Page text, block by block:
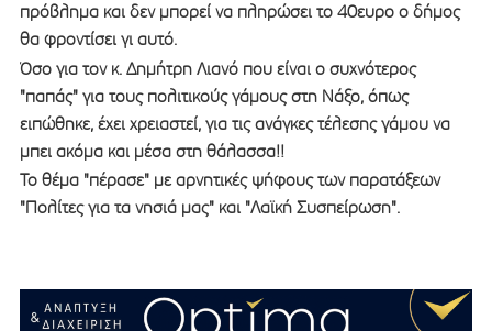
πρόβλημα και δεν μπορεί να πληρώσει το 40ευρο ο δήμος
θα φροντίσει γι αυτό.
Όσο για τον κ. Δημήτρη Λιανό που είναι ο συχνότερος
"παπάς" για τους πολιτικούς γάμους στη Νάξο, όπως
ειπώθηκε, έχει χρειαστεί, για τις ανάγκες τέλεσης γάμου να
μπει ακόμα και μέσα στη θάλασσα!!
Το θέμα "πέρασε" με αρνητικές ψήφους των παρατάξεων
"Πολίτες για τα νησιά μας" και "Λαϊκή Συσπείρωση".